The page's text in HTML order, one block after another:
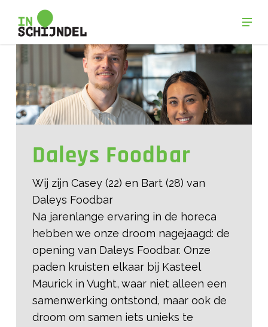
content
Daleys Foodbar
Wij zijn Casey (22) en Bart (28) van
Daleys Foodbar
Na jarenlange ervaring in de horeca
hebben we onze droom nagejaagd: de
opening van Daleys Foodbar. Onze
paden kruisten elkaar bij Kasteel
Maurick in Vught, waar niet alleen een
samenwerking ontstond, maar ook de
droom om samen iets unieks te
Menu